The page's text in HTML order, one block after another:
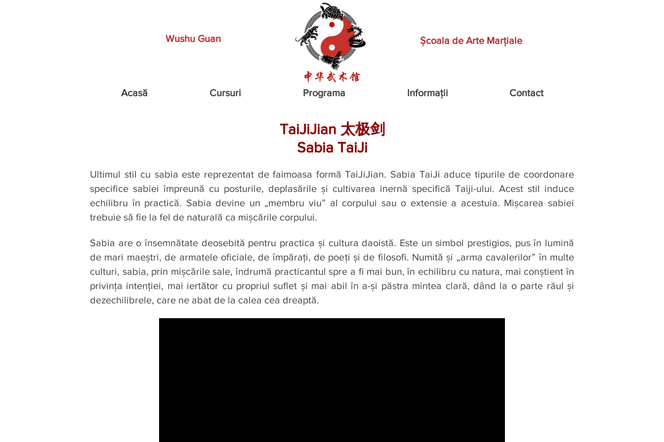
Wushu Guan Școala deArte Marțiale
Acasă Cursuri Programa Informații Contact
TaiJiJian 太极剑
Sabia TaiJi
Ultimul stil cu sabia este reprezentat de faimoasa formă TaiJiJian. Sabia TaiJi aduce tipurile de coordonare
specifice sabiei împreună cu posturile, deplasările şi cultivarea inernă specifică Taiji-ului. Acest stil induce
echilibru în practică. Sabia devine un „membru viu” al corpului sau o extensie a acestuia. Mişcarea sabiei
trebuie să fie la fel de naturală ca mişcările corpului.
Sabia are o însemnătate deosebită pentru practica şi cultura daoistă. Este un simbol prestigios, pus în lumină
de mari maeştri, de armatele oficiale, de împăraţi, de poeţi şi de filosofi. Numită şi „arma cavalerilor” în multe
culturi, sabia, prin mişcările sale, îndrumă practicantul spre a fi mai bun, în echilibru cu natura, mai conştient în
privinţa intenţiei, mai iertător cu propriul suflet şi mai abil în a-şi păstra mintea clară, dând la o parte răul şi
dezechilibrele, care ne abat de la calea cea dreaptă.